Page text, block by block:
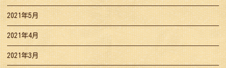
2021年5月
2021年4月
2021年3月